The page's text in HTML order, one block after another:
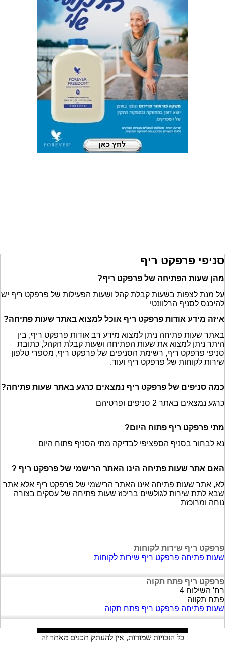
סניפי פרפקט ריף
מהן שעות הפתיחה של פרפקט ריף?
על מנת לצפות בשעות קבלת קהל ושעות הפעילות של פרפקט ריף יש
להיכנס לסניף הרלוונטי
איזה מידע אודות פרפקט ריף אוכל למצוא באתר שעות פתיחה?
באתר שעות פתיחה ניתן למצוא מידע רב אודות פרפקט ריף, בין
היתר ניתן למצוא את שעות הפתיחה ושעות קבלת הקהל, כתובת
סניפי פרפקט ריף, רשימת הסניפים של פרפקט ריף, מספרי טלפון
שירות לקוחות של פרפקט ריף ועוד.
כמה סניפים של פרפקט ריף נמצאים כרגע באתר שעות פתיחה?
כרגע נמצאים באתר 2 סניפים ופרטיהם
מתי פרפקט ריף פתוח היום?
נא לבחור בסניף הספציפי לבדיקה מתי הסניף פתוח היום
האם אתר שעות פתיחה הינו האתר הרישמי של פרפקט ריף ?
לא, אתר שעות פתיחה אינו האתר הרישמי של פרפקט ריף אלא אתר
שבא לתת שירות לגולשים בריכוז שעות פתיחה של עסקים בצורה
נוחה ומרוכזת
פרפקט ריף שירות לקוחות
שעות פתיחה פרפקט ריף שירות לקוחות
פרפקט ריף פתח תקוה
רח' השילוח 4
פתח תקווה
שעות פתיחה פרפקט ריף פתח תקוה
כל הזכויות שמורות, אין להעתק תכנים מאתר זה